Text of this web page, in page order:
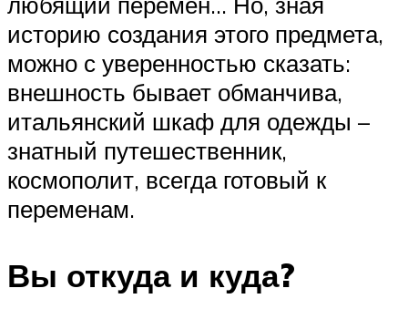
историю создания этого предмета,
можно с уверенностью сказать:
внешность бывает обманчива,
итальянский шкаф для одежды –
знатный путешественник,
космополит, всегда готовый к
переменам.
Вы откуда и куда?